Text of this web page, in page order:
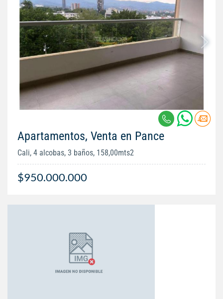
Apartamentos, Venta en Pance
Cali, 4 alcobas, 3 baños, 158,00mts2
$950.000.000